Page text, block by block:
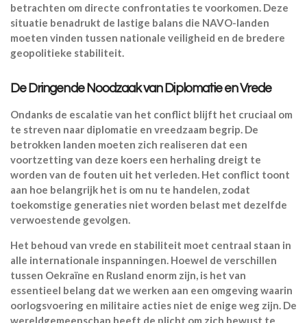
betrachten om directe confrontaties te voorkomen. Deze
situatie benadrukt de lastige balans die NAVO-landen
moeten vinden tussen nationale veiligheid en de bredere
geopolitieke stabiliteit.
De Dringende Noodzaak van Diplomatie en Vrede
Ondanks de escalatie van het conflict blijft het cruciaal om
te streven naar diplomatie en vreedzaam begrip. De
betrokken landen moeten zich realiseren dat een
voortzetting van deze koers een herhaling dreigt te
worden van de fouten uit het verleden. Het conflict toont
aan hoe belangrijk het is om nu te handelen, zodat
toekomstige generaties niet worden belast met dezelfde
verwoestende gevolgen.
Het behoud van vrede en stabiliteit moet centraal staan in
alle internationale inspanningen. Hoewel de verschillen
tussen Oekraïne en Rusland enorm zijn, is het van
essentieel belang dat we werken aan een omgeving waarin
oorlogsvoering en militaire acties niet de enige weg zijn. De
wereldgemeenschap heeft de plicht om zich bewust te